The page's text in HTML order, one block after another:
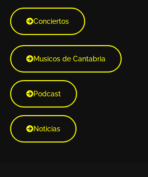
Conciertos
Musicos de Cantabria
Podcast
Noticias